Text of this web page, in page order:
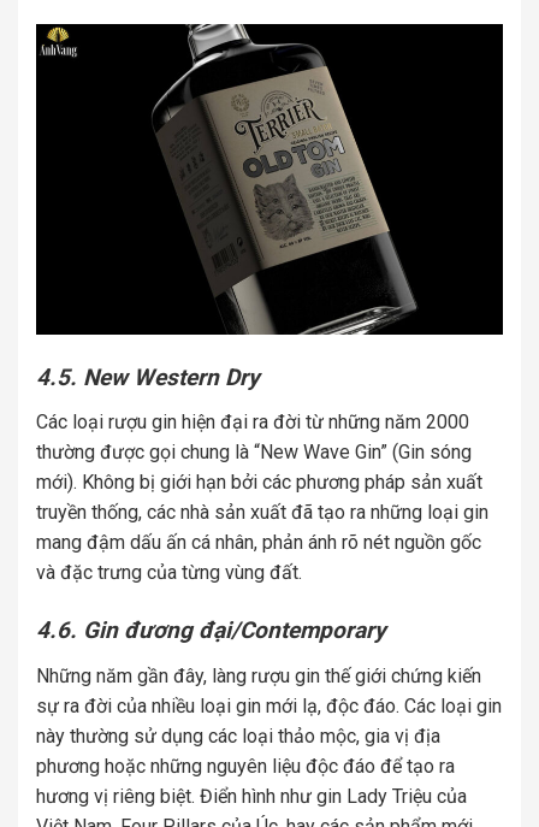
4.5. New Western Dry
Các loại rượu gin hiện đại ra đời từ những năm 2000
thường được gọi chung là “New Wave Gin” (Gin sóng
mới). Không bị giới hạn bởi các phương pháp sản xuất
truyền thống, các nhà sản xuất đã tạo ra những loại gin
mang đậm dấu ấn cá nhân, phản ánh rõ nét nguồn gốc
và đặc trưng của từng vùng đất.
4.6. Gin đương đại/Contemporary
Những năm gần đây, làng rượu gin thế giới chứng kiến
sự ra đời của nhiều loại gin mới lạ, độc đáo. Các loại gin
này thường sử dụng các loại thảo mộc, gia vị địa
phương hoặc những nguyên liệu độc đáo để tạo ra
hương vị riêng biệt. Điển hình như gin Lady Triệu của